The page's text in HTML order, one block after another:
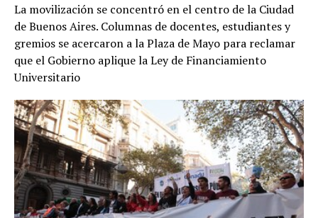
La movilización se concentró en el centro de la Ciudad
de Buenos Aires. Columnas de docentes, estudiantes y
gremios se acercaron a la Plaza de Mayo para reclamar
que el Gobierno aplique la Ley de Financiamiento
Universitario